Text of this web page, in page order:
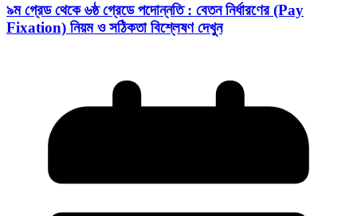
৯ম গ্রেড থেকে ৬ষ্ঠ গ্রেডে পদোন্নতি : বেতন নির্ধারণের (Pay
Fixation) নিয়ম ও সঠিকতা বিশ্লেষণ দেখুন